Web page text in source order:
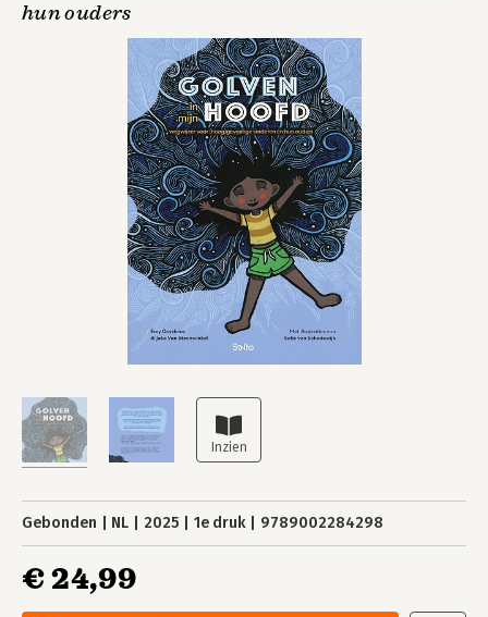
hun ouders
Gebonden NL 2025 1e druk 9789002284298
€ 24,99